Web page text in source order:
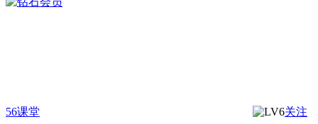
56课堂 关注